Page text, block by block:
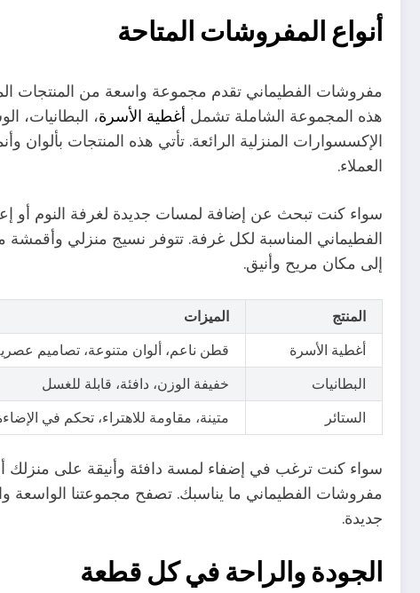
أنواع المفروشات المتاحة
مفروشات الفطيماني تقدم مجموعة واسعة من المنتجات
هذه المجموعة الشاملة تشمل أغطية الأسرة، البطانيات،
الإكسسوارات المنزلية الرائعة. تأتي هذه المنتجات
العملاء.
سواء كنت تبحث عن إضافة لمسات جديدة لغرفة النوم أو
الفطيماني المناسبة لكل غرفة. تتوفر نسيج منزلي وأقمشة
إلى مكان مريح وأنيق.
المنتج الميزات
أغطية الأسرة
قطن ناعم، ألوان متنوعة، تصاميم
البطانيات
خفيفة الوزن، دافئة، قابلة للغسل
الستائر
متينة، مقاومة للاهتراء، تحكم في
سواء كنت ترغب في إضفاء لمسة دافئة وأنيقة على منزلك
مفروشات الفطيماني ما يناسبك. تصفح مجموعتنا الواسعة
جديدة.
الجودة والراحة في كل قطعة